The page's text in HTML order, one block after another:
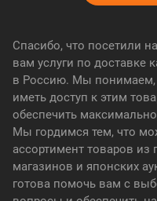
Спасибо, что посетили
вам услуги по доставке
в Россию. Мы понимаем,
иметь доступ к этим
обеспечить
Мы гордимся тем, что
ассортимент товаров из
магазинов и японских
готова помочь вам с